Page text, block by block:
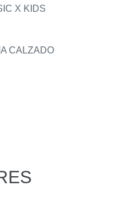
X KIDS
CALZADO